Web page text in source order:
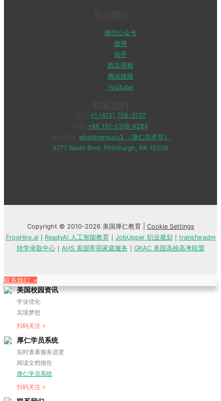
微信公众号
微博
知乎
西瓜视频
腾讯视频
YouTube
+1 (412) 756-3137
+86 191-2318-4284
wholerenguru3 （厚仁学术哥）
5777 Baum Blvd, Pittsburgh, PA 15206
Copyright © 2010-2026 美国厚仁教育 | Cookie Settings
FrogHire.ai｜ ReadyAI 人工智能教育｜ JobUpper 职业规划 ｜ transferadm
转学录取中心｜ AHS 美国寄宿家庭服务 ｜ GKAC 美国高校高考联盟
联系我们 »
美国校园资讯
学业优化
实现梦想
扫码关注 >
厚仁学员系统
实时查看服务进度
阅读文档报告
厚仁学员系统
扫码关注 >